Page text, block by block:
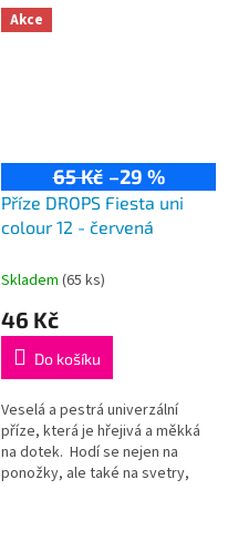
75% vlna, 25% polyamid...
Akce
65 Kč –29 %
Příze DROPS Fiesta uni
colour 12 - červená
Skladem (65 ks)
46 Kč
Do košíku
Veselá a pestrá univerzální
příze, která je hřejivá a měkká
na dotek. Hodí se nejen na
ponožky, ale také na svetry,